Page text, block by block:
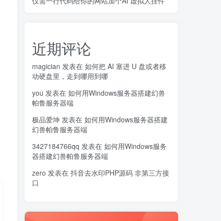
近期评论
magician 发表在 如何把 AI 塞进 U 盘或者移
动硬盘里，走到哪用到哪
you 发表在 如何用Windows服务器搭建幻兽
帕鲁服务器端
极品爱坤 发表在 如何用Windows服务器搭建
幻兽帕鲁服务器端
3427184766qq 发表在 如何用Windows服务
器搭建幻兽帕鲁服务器端
zero 发表在 抖音去水印PHP源码 非第三方接
口